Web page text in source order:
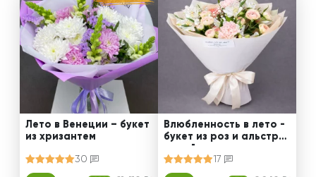
Лето в Венеции – букет
из хризантем
30
Влюбленность в лето -
букет из роз и альстро
мерий
17